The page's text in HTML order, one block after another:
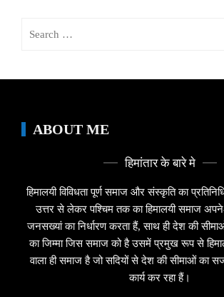
ABOUT ME
हिमांतार के बारे मे
हिमालयी विविधता पूर्ण समाज और संस्कृति का
उत्तर से लेकर पश्चिम तक का हिमालयी समाज
जनसख्यां का निर्धारण करता हैं, साथ ही देश की
का जिम्मा जिस समाज को है उसमें प्रमुख रूप से
वाला ही समाज है जो सदियों से देश की सीमाओं का
कार्य कर रहा हैं।